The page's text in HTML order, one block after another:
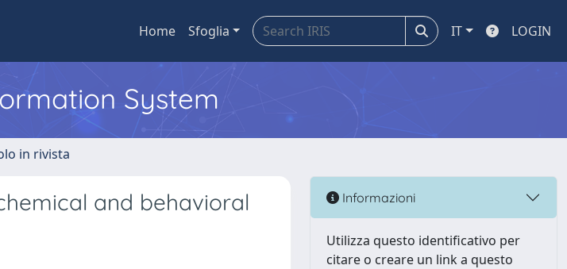
Home Sfoglia IT LOGIN
System
in rivista
and behavioral
Informazioni
Utilizza questo identificativo per
citare o creare un link a questo